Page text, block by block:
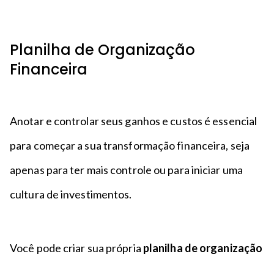
Planilha de Organização
Financeira
Anotar e controlar seus ganhos e custos é essencial
para começar a sua transformação financeira, seja
apenas para ter mais controle ou para iniciar uma
cultura de investimentos.
Você pode criar sua própria planilha de organização